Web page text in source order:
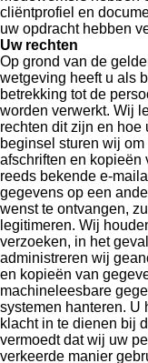
cliëntprofiel en
uw opdracht hebben
Uw rechten
Op grond van de
wetgeving heeft u als
betrekking tot de
worden verwerkt. Wij
rechten dit zijn en hoe
beginsel sturen wij
afschriften en kopieën
reeds bekende e-
gegevens op een
wenst te ontvangen,
legitimeren. Wij
verzoeken, in het
administreren wij
en kopieën van
machineleesbare
systemen hanteren. U
klacht in te dienen bij
vermoedt dat wij uw
verkeerde manier